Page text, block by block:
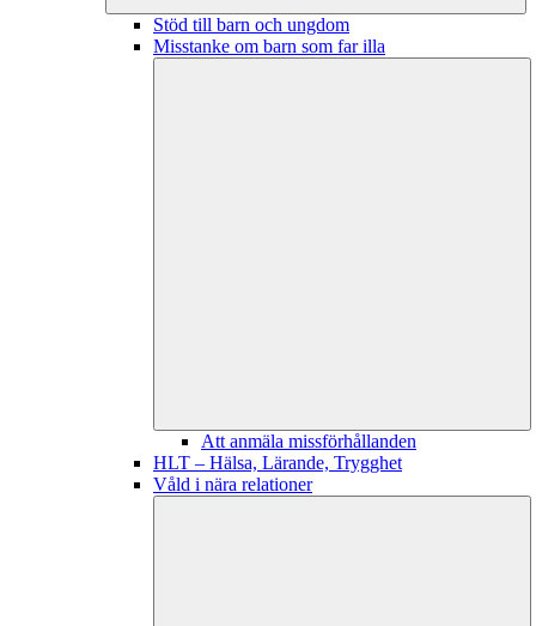
Stöd till barn och ungdom
Misstanke om barn som far illa
Att anmäla missförhållanden
HLT – Hälsa, Lärande, Trygghet
Våld i nära relationer